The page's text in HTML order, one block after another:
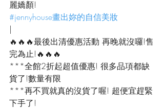
麗嬌顏!
#jennyhouse畫出妳的自信美妝
|
🔥🔥🔥最後出清優惠活動 再晚就沒囉!售
完為止!🔥🔥🔥
***全館2折起超值優惠! 很多品項都缺
貨了!數量有限
***再不買就真的沒貨了喔! 超便宜趕緊
下手了!